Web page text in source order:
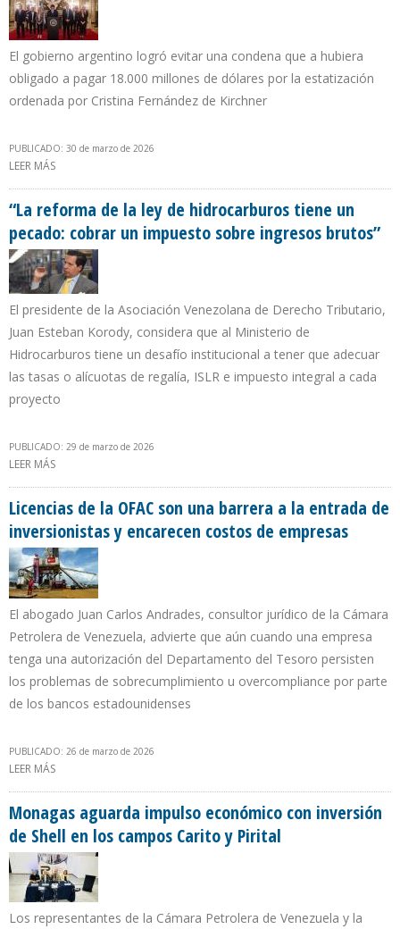
El gobierno argentino logró evitar una condena que a hubiera
obligado a pagar 18.000 millones de dólares por la estatización
ordenada por Cristina Fernández de Kirchner
PUBLICADO: 30 de marzo de 2026
LEER MÁS
“La reforma de la ley de hidrocarburos tiene un
pecado: cobrar un impuesto sobre ingresos brutos”
El presidente de la Asociación Venezolana de Derecho Tributario,
Juan Esteban Korody, considera que al Ministerio de
Hidrocarburos tiene un desafío institucional a tener que adecuar
las tasas o alícuotas de regalía, ISLR e impuesto integral a cada
proyecto
PUBLICADO: 29 de marzo de 2026
LEER MÁS
Licencias de la OFAC son una barrera a la entrada de
inversionistas y encarecen costos de empresas
El abogado Juan Carlos Andrades, consultor jurídico de la Cámara
Petrolera de Venezuela, advierte que aún cuando una empresa
tenga una autorización del Departamento del Tesoro persisten
los problemas de sobrecumplimiento u overcompliance por parte
de los bancos estadounidenses
PUBLICADO: 26 de marzo de 2026
LEER MÁS
Monagas aguarda impulso económico con inversión
de Shell en los campos Carito y Pirital
Los representantes de la Cámara Petrolera de Venezuela y la